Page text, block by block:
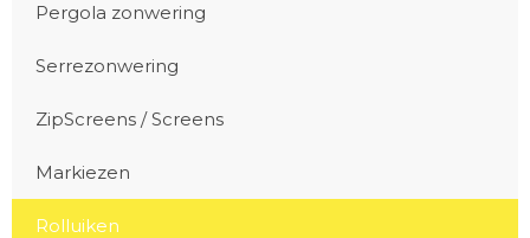
Pergola zonwering
Serrezonwering
ZipScreens / Screens
Markiezen
Rolluiken